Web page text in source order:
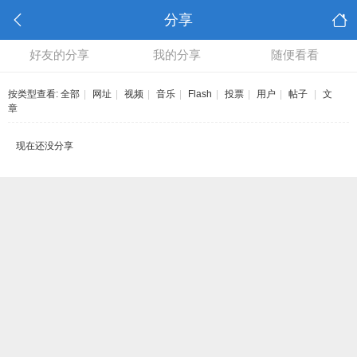
分享
好友的分享 我的分享 随便看看
按类型查看: 全部 网址 视频 音乐 Flash 投票 用户 帖子
文
章
现在还没分享